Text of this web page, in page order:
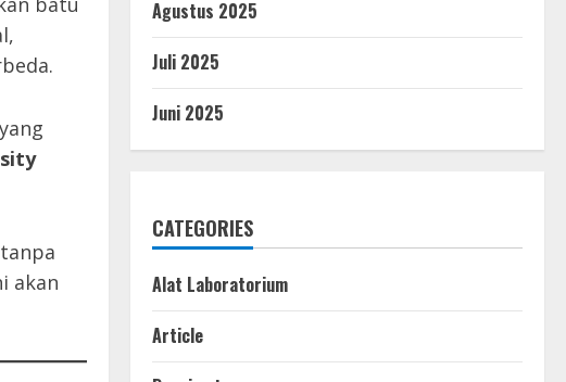
akan
Agustus 2025
Juli 2025
Juni 2025
CATEGORIES
Alat Laboratorium
Article